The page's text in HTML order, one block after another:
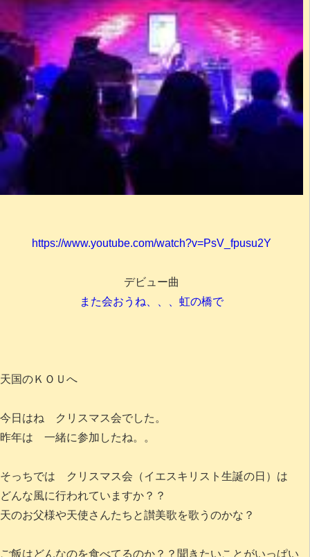
https://www.youtube.com/watch?v=PsV_fpusu2Y
デビュー曲
また会おうね、、、虹の橋で
天国のＫＯＵへ
今日はね クリスマス会でした。
昨年は 一緒に参加したね。。
そっちでは クリスマス会（イエスキリスト生誕の日）は
どんな風に行われていますか？？
天のお父様や天使さんたちと讃美歌を歌うのかな？
ご飯はどんなのを食べてるのか？？聞きたいことがいっぱい